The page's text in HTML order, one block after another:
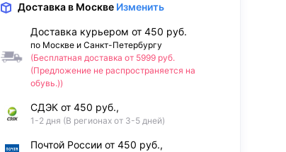
Доставка в Москве Изменить
Доставка курьером от 450 руб.
по Москве и Санкт-Петербургу
(Бесплатная доставка от 5999 руб.
(Предложение не распространяется на
обувь.))
СДЭК от 450 руб.,
1-2 дня (В регионах от 3-5 дней)
Почтой России от 450 руб.,